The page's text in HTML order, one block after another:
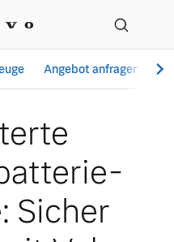
Angebot anfragen
Sicher